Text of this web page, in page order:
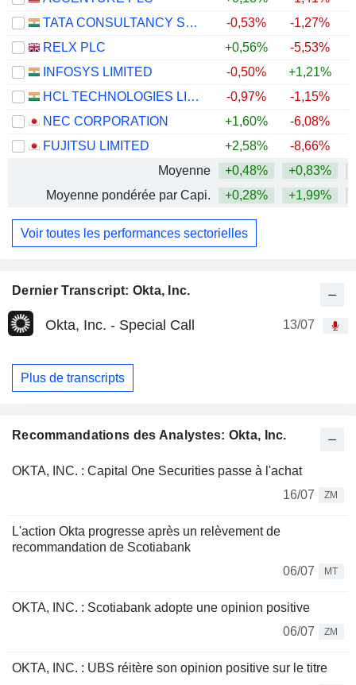
Dernier Transcript: Okta, Inc.
Okta, Inc. - Special Call 13/07
Plus de transcripts
Recommandations des Analystes: Okta, Inc.
OKTA, INC. : Capital One Securities passe à l'achat
16/07
ZM
L'action Okta progresse après un relèvement de
recommandation de Scotiabank
06/07
MT
OKTA, INC. : Scotiabank adopte une opinion positive
06/07
ZM
OKTA, INC. : UBS réitère son opinion positive sur le titre
TATA CONSULTANCY SERVICES LTD.
-0,53% -1,27%
RELX PLC
+0,56% -5,53%
INFOSYS LIMITED
-0,50% +1,21%
HCL TECHNOLOGIES LIMITED
-0,97% -1,15%
NEC CORPORATION
+1,60% -6,08%
FUJITSU LIMITED
+2,58% -8,66%
Moyenne
+0,48% +0,83%
Moyenne pondérée par Capi.
+0,28% +1,99%
Voir toutes les performances sectorielles